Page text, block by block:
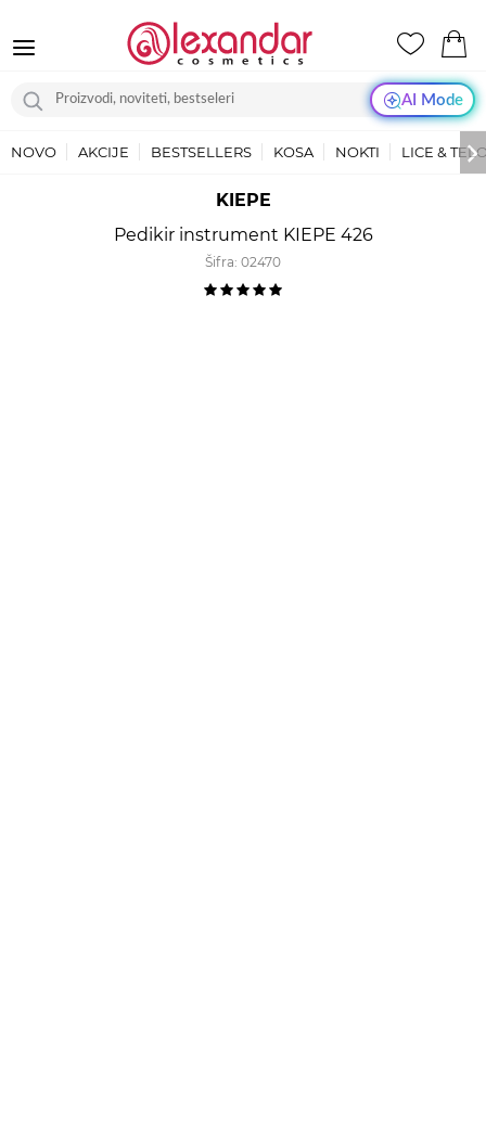
AI Mode
NOVO AKCIJE BESTSELLERS KOSA NOKTI LICE &
KIEPE
Pedikir instrument KIEPE 426
Šifra: 02470